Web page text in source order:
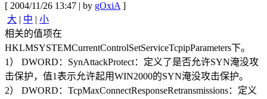
[ 2004/11/26 13:47 | by gOxiA]
大 | 中 | 小
相关的值项在
HKLMSYSTEMCurrentControlSetServiceTcpipParameters下。
1） DWORD：SynAttackProtect：定义了是否允许SYN淹没攻
击保护，值1表示允许起用WIN2000的SYN淹没攻击保护。
2） DWORD：TcpMaxConnectResponseRetransmissions：定义